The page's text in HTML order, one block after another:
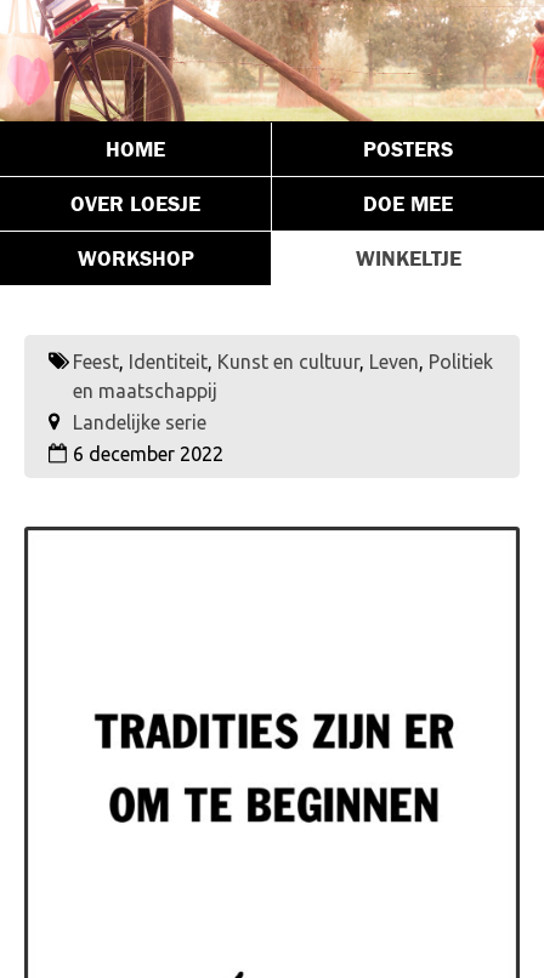
HOME POSTERS
OVER LOESJE DOE MEE
WORKSHOP WINKELTJE
Feest, Identiteit, Kunst en cultuur, Leven, Politiek
en maatschappij
Landelijke serie
6 december 2022